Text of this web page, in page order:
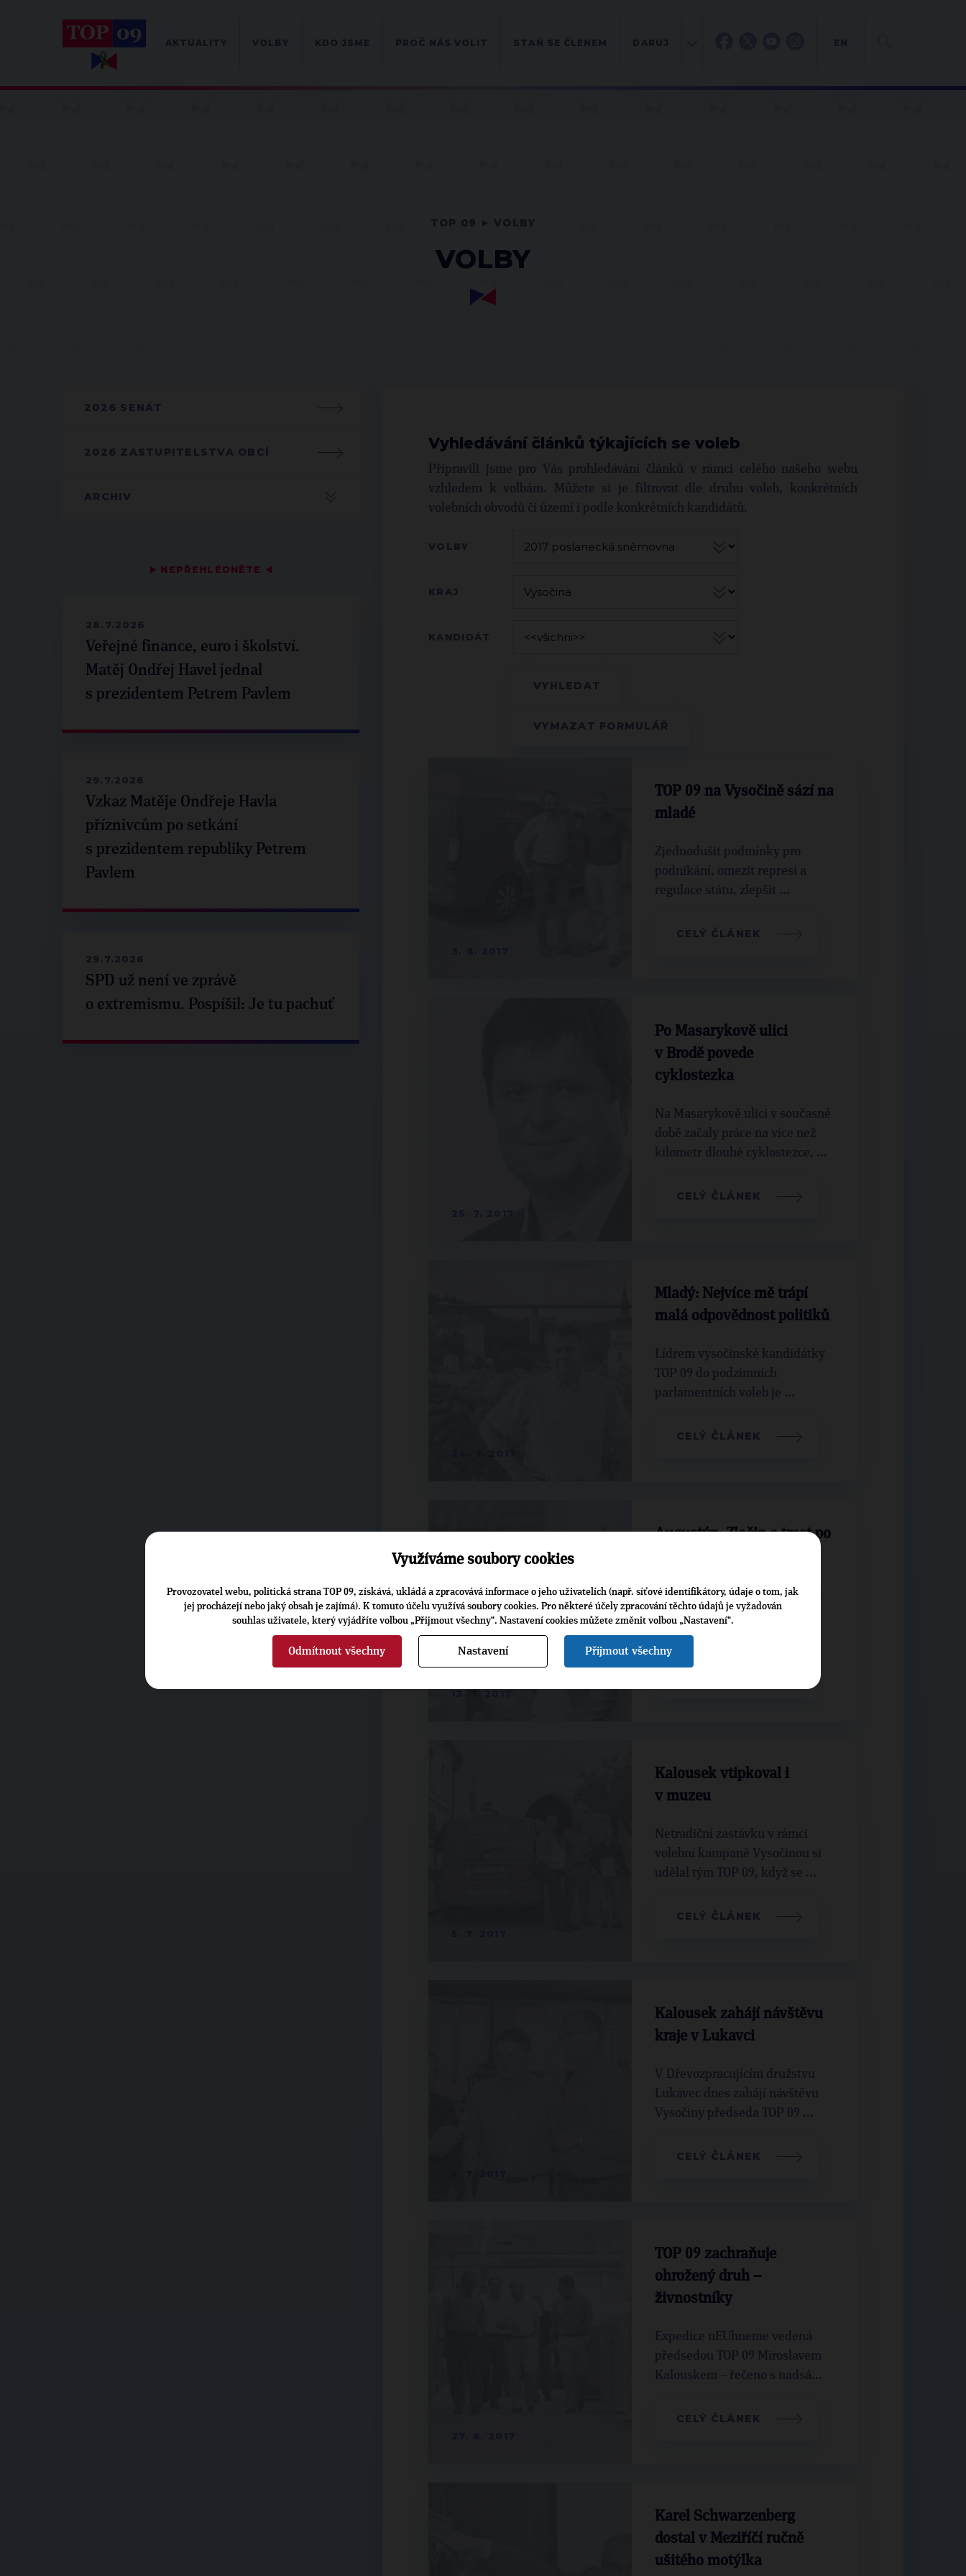
VOLBY
2026 SENÁT
2026 ZASTUPITELSTVA OBCÍ
ARCHIV
▶ NEPŘEHLÉDNĚTE ◀
28.7.2026
Veřejné finance, euro i školství.
Matěj Ondřej Havel jednal
s prezidentem Petrem Pavlem
29.7.2026
Vzkaz Matěje Ondřeje Havla
příznivcům po setkání
s prezidentem republiky Petrem
Pavlem
29.7.2026
SPD už není ve zprávě
o extremismu. Pospíšil: Je tu pachuť
Vyhledávání článků týkajících se voleb
Připravili jsme pro Vás prohledávání článků v rámci celého našeho webu
vzhledem k volbám. Můžete si je filtrovat dle druhu voleb, konkrétních
volebních obvodů či území i podle konkrétních kandidátů.
VOLBY
KRAJ
KANDIDÁT
TOP 09 na Vysočině sází na
mladé
Zjednodušit podmínky pro
podnikání, omezit represi a
regulace státu, zlepšit ...
CELÝ ČLÁNEK
Po Masarykově ulici
v Brodě povede
cyklostezka
Na Masarykově ulici v současné
době začaly práce na více než
kilometr dlouhé cyklostezce, ...
CELÝ ČLÁNEK
Mladý: Nejvíce mě trápí
malá odpovědnost politiků
Lídrem vysočinské kandidátky
TOP 09 do podzimních
parlamentních voleb je ...
CELÝ ČLÁNEK
Augustýn: Zločin a trest po
Skandál s rozdělováním dotací
MŠMT již přináší nepříjemné
důsledky pro sportovce.
Kalousek vtipkoval i
v muzeu
Netradiční zastávku v rámci
volební kampaně Vysočinou si
udělal tým TOP 09, když se ...
CELÝ ČLÁNEK
Kalousek zahájí návštěvu
kraje v Lukavci
V Dřevozpracujícím družstvu
Lukavec dnes zahájí návštěvu
Vysočiny předseda TOP 09 ...
CELÝ ČLÁNEK
TOP 09 zachraňuje
ohrožený druh –
živnostníky
Expedice nEUhneme vedená
předsedou TOP 09 Miroslavem
Kalouskem – řečeno s nadsá...
CELÝ ČLÁNEK
Karel Schwarzenberg
dostal v Meziříčí ručně
ušitého motýlka
Využíváme soubory cookies
Provozovatel webu, politická strana TOP 09, získává, ukládá a zpracovává informace o jeho uživatelích (např. síťové identifikátory, údaje o tom, jak
jej procházejí nebo jaký obsah je zajímá). K tomuto účelu využívá soubory cookies. Pro některé účely zpracování těchto údajů je vyžadován
souhlas uživatele, který vyjádříte volbou „Přijmout všechny“. Nastavení cookies můžete změnit volbou „Nastavení“.
Odmítnout všechny Nastavení Přijmout všechny